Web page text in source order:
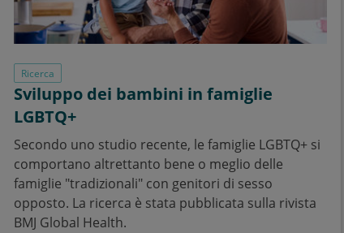
Ricerca
Sviluppo dei bambini in famiglie
LGBTQ+
Secondo uno studio recente, le famiglie LGBTQ+ si
comportano altrettanto bene o meglio delle
famiglie "tradizionali" con genitori di sesso
opposto. La ricerca è stata pubblicata sulla rivista
BMJ Global Health.